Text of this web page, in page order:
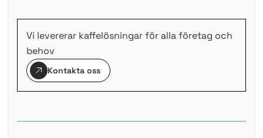
Vi levererar kaffelösningar för alla företag och
behov
Kontakta oss